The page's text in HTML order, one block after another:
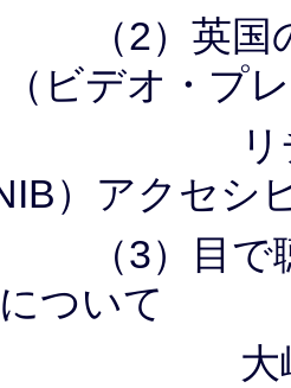
2）英国の
ビデオ・プ
ード・
）アクセシ
3）目で聴
ついて
雄三（